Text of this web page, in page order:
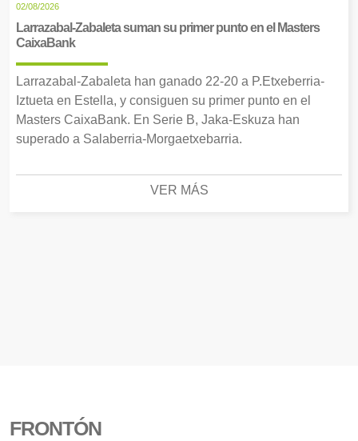
02/08/2026
Larrazabal-Zabaleta suman su primer punto en el Masters
CaixaBank
Larrazabal-Zabaleta han ganado 22-20 a P.Etxeberria-
Iztueta en Estella, y consiguen su primer punto en el
Masters CaixaBank. En Serie B, Jaka-Eskuza han
superado a Salaberria-Morgaetxebarria.
VER MÁS
FRONTÓN